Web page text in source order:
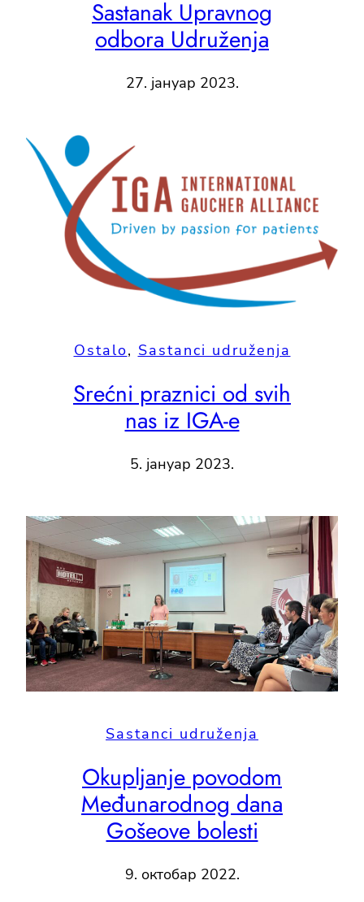
Sastanak Upravnog
odbora Udruženja
27. јануар 2023.
Ostalo, Sastanci udruženja
Srećni praznici od svih
nas iz IGA-e
5. јануар 2023.
Sastanci udruženja
Okupljanje povodom
Međunarodnog dana
Gošeove bolesti
9. октобар 2022.